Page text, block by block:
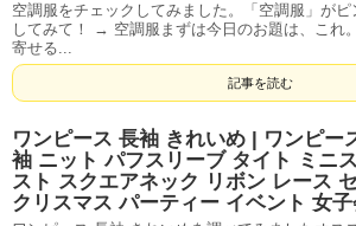
空調服をチェックしてみました。「空調服」が
してみて！ → 空調服まずは今日のお題は、これ
寄せる...
記事を読む
ワンピース 長袖 きれいめ | ワンピー
袖 ニット パフスリーブ タイト ミニ
スト スクエアネック リボン レース
クリスマス パーティー イベント 女